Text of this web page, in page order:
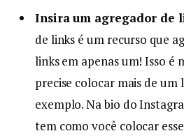
Insira um agregador de
de links é um recurso que
links em apenas um! Isso é
precise colocar mais de um
exemplo. Na bio do
tem como você colocar